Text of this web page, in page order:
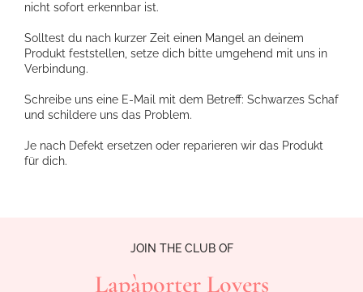
nicht sofort erkennbar ist.
Solltest du nach kurzer Zeit einen Mangel an deinem
Produkt feststellen, setze dich bitte umgehend mit uns in
Verbindung.
Schreibe uns eine E-Mail mit dem Betreff: Schwarzes Schaf
und schildere uns das Problem.
Je nach Defekt ersetzen oder reparieren wir das Produkt
für dich.
JOIN THE CLUB OF
Lapàporter Lovers